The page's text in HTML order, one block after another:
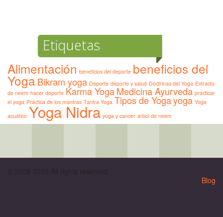
Etiquetas
Alimentación beneficios del deporte beneficios del
Yoga Bikram yoga Deporte deporte y salud Doctrinas del Yoga Extracto
de neem hacer deporte Karma YogaMedicina Ayurveda practicar
el yoga Práctica de los mantras Tantra Yoga Tipos de Yogayoga Yoga
acuático Yoga Nidra yoga y cancer árbol de neem
© 2008-2026 All rights reserved.
Blog